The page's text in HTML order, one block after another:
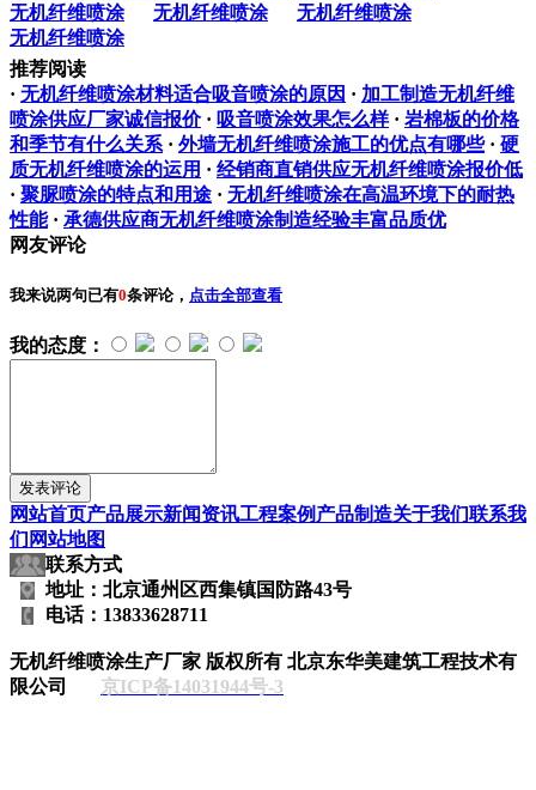
无机纤维喷涂
无机纤维喷涂
无机纤维喷涂
无机纤维喷涂
推荐阅读
· 无机纤维喷涂材料适合吸音喷涂的原因 · 加工制造无机纤维
喷涂供应厂家诚信报价 · 吸音喷涂效果怎么样 · 岩棉板的价格
和季节有什么关系 · 外墙无机纤维喷涂施工的优点有哪些 · 硬
质无机纤维喷涂的运用 · 经销商直销供应无机纤维喷涂报价低
· 聚脲喷涂的特点和用途 · 无机纤维喷涂在高温环境下的耐热
性能 · 承德供应商无机纤维喷涂制造经验丰富品质优
网友评论
我来说两句已有0条评论， 点击全部查看
我的态度：
网站首页产品展示新闻资讯工程案例 产品制造关于我们联系我
们 网站地图
联系方式
地址：北京通州区西集镇国防路43号
电话：13833628711
无机纤维喷涂生产厂家 版权所有 北京东华美建筑工程技术有
限公司 京ICP备14031944号-3